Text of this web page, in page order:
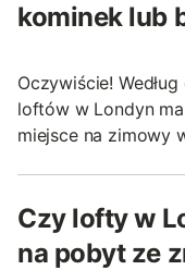
kominek lub
Oczywiście!
loftów w Londyn
miejsce na zimowy
Czy lofty w
na pobyt ze